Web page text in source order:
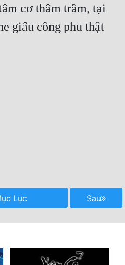
cơ thâm trầm, tại
giấu công phu thật
Lục Sau